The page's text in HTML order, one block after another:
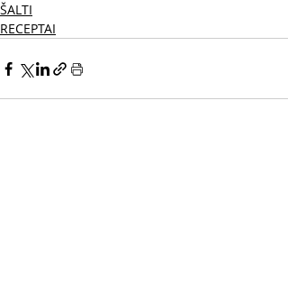
ŠALTI
RECEPTAI